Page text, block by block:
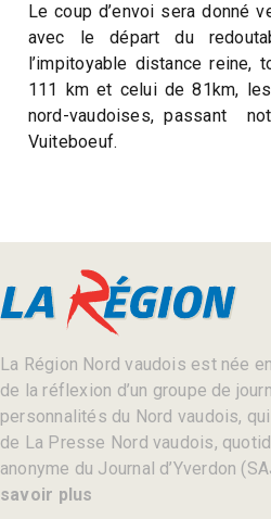
Le coup d’envoi sera donné
avec le départ du
l’impitoyable distance reine,
111 km et celui de 81km,
nord-vaudoises, passant
Vuiteboeuf.
La Région Nord vaudois est née
de la réflexion d’un groupe de
personnalités du Nord vaudois,
de La Presse Nord vaudois,
anonyme du Journal d’Yverdon
savoir plus